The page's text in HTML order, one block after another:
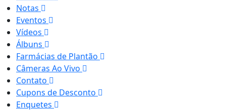
Notas
Eventos
Vídeos
Álbuns
Farmácias de Plantão
Câmeras Ao Vivo
Contato
Cupons de Desconto
Enquetes